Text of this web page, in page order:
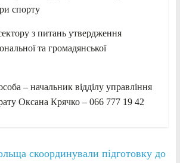
спорту
з питань утвердження
та громадянської
– начальник відділу управління
Оксана Крячко – 066 777 19 42
скоординували підготовку до